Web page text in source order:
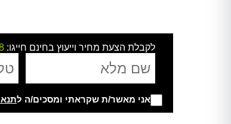
לקבלת הצעת מחיר וייעוץ בחינם חייגו:
אני מאשר/ת שקראתי ומסכים/ה ל